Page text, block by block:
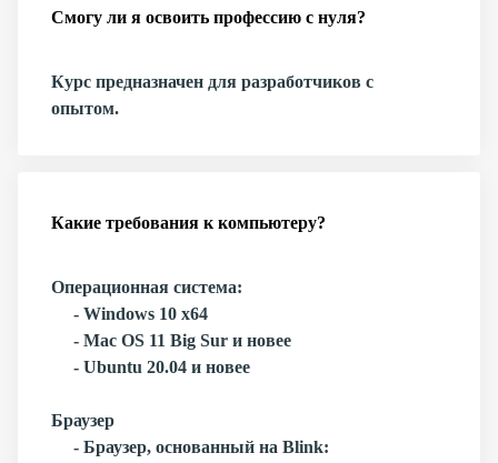
Смогу ли я освоить профессию с нуля?
Курс предназначен для разработчиков с
опытом.
Какие требования к компьютеру?
Операционная система:
- Windows 10 x64
- Mac OS 11 Big Sur и новее
- Ubuntu 20.04 и новее
Браузер
- Браузер, основанный на Blink: